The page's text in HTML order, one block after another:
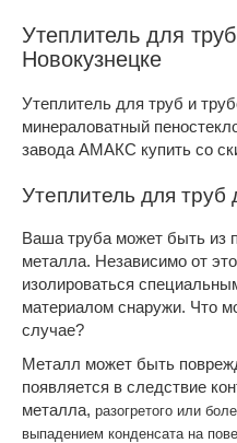
Утеплитель для
Новокузнецке
Утеплитель для труб и
минераловатный
завода АМАКС купить со
Утеплитель для
Ваша труба может быть из
металла. Независимо от
изолироваться
материалом снаружи. Что
случае?
Металл может быть
появляется в следствие
металла, разогретого или
выпадением конденсата на